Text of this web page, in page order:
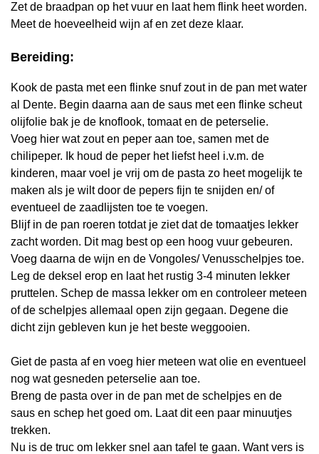
Zet de braadpan op het vuur en laat hem flink heet worden.
Meet de hoeveelheid wijn af en zet deze klaar.
Bereiding:
Kook de pasta met een flinke snuf zout in de pan met water
al Dente. Begin daarna aan de saus met een flinke scheut
olijfolie bak je de knoflook, tomaat en de peterselie.
Voeg hier wat zout en peper aan toe, samen met de
chilipeper. Ik houd de peper het liefst heel i.v.m. de
kinderen, maar voel je vrij om de pasta zo heet mogelijk te
maken als je wilt door de pepers fijn te snijden en/ of
eventueel de zaadlijsten toe te voegen.
Blijf in de pan roeren totdat je ziet dat de tomaatjes lekker
zacht worden. Dit mag best op een hoog vuur gebeuren.
Voeg daarna de wijn en de Vongoles/ Venusschelpjes toe.
Leg de deksel erop en laat het rustig 3-4 minuten lekker
pruttelen. Schep de massa lekker om en controleer meteen
of de schelpjes allemaal open zijn gegaan. Degene die
dicht zijn gebleven kun je het beste weggooien.
Giet de pasta af en voeg hier meteen wat olie en eventueel
nog wat gesneden peterselie aan toe.
Breng de pasta over in de pan met de schelpjes en de
saus en schep het goed om. Laat dit een paar minuutjes
trekken.
Nu is de truc om lekker snel aan tafel te gaan. Want vers is